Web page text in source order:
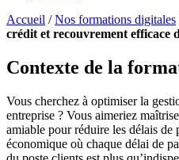
Accueil /Nos formations digitales
crédit et recouvrement efficace
Contexte de la
Vous cherchez à optimiser la
entreprise ? Vous aimeriez
amiable pour réduire les délais de
économique où chaque délai de